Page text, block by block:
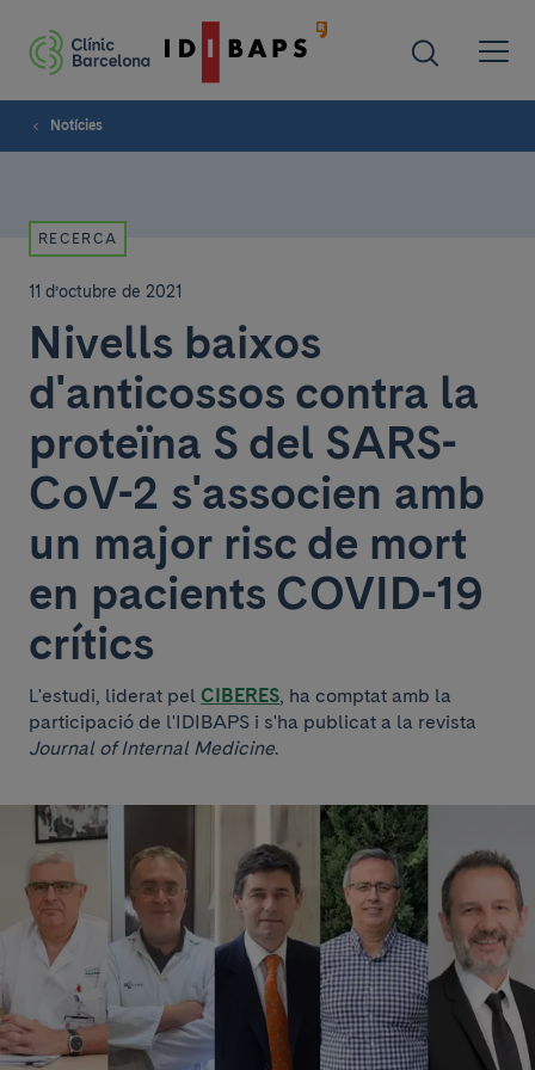
Notícies
RECERCA
11 d’octubre de 2021
Nivells baixos
d'anticossos contra la
proteïna S del SARS-
CoV-2 s'associen amb
un major risc de mort
en pacients COVID-19
crítics
L'estudi, liderat pel CIBERES, ha comptat amb la
participació de l'IDIBAPS i s'ha publicat a la revista
Journal of Internal Medicine.